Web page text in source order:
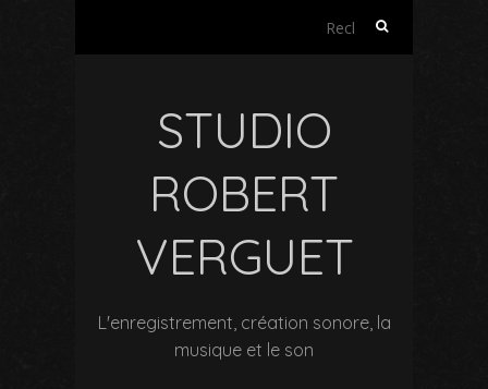
Rechercher :
STUDIO
ROBERT
VERGUET
L'enregistrement, création sonore, la
musique et le son